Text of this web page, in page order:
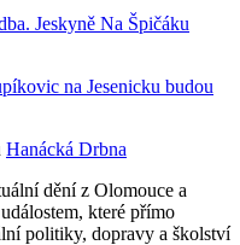
Jeskyně Na Špičáku
na Jesenicku budou
Hanácká Drbna
dění z Olomouce a
které přímo
politiky, dopravy a školství